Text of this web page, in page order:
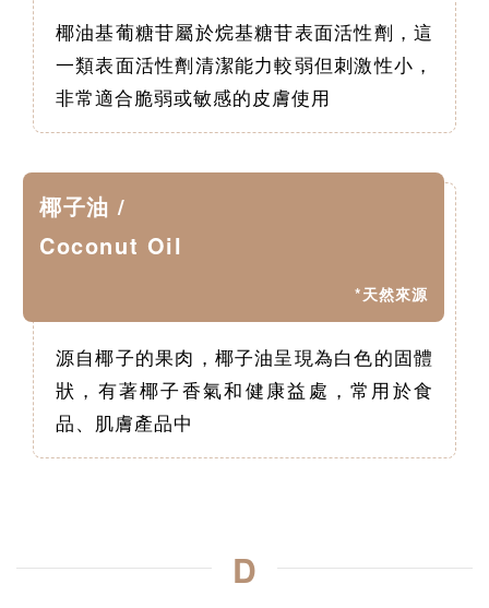
椰油基葡糖苷屬於烷基糖苷表面活性劑，這
一類表面活性劑清潔能力較弱但刺激性小，
非常適合脆弱或敏感的皮膚使用
椰子油 /
Coconut Oil
*天然來源
源自椰子的果肉，椰子油呈現為白色的固體
狀，有著椰子香氣和健康益處，常用於食
品、肌膚產品中
D